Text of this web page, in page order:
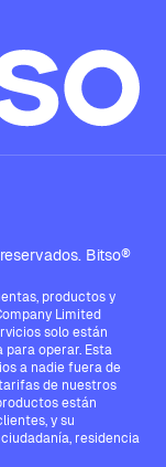
Bitso®
productos y
Limited
solo están
para operar. Esta
a nadie fuera de
de nuestros
están
y su
residencia